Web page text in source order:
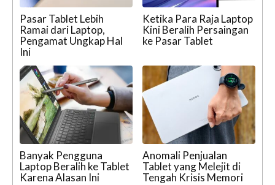
Pasar Tablet Lebih
Ramai dari Laptop,
Pengamat Ungkap Hal
Ini
Ketika Para Raja Laptop
Kini Beralih Persaingan
ke Pasar Tablet
Banyak Pengguna
Laptop Beralih ke Tablet
Karena Alasan Ini
Anomali Penjualan
Tablet yang Melejit di
Tengah Krisis Memori